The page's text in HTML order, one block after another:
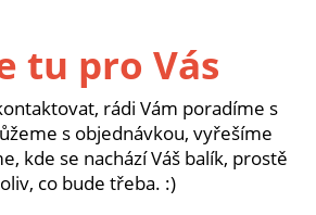
tu pro Vás
rádi Vám poradíme s
s objednávkou, vyřešíme
kde se nachází Váš balík, prostě
co bude třeba. :)